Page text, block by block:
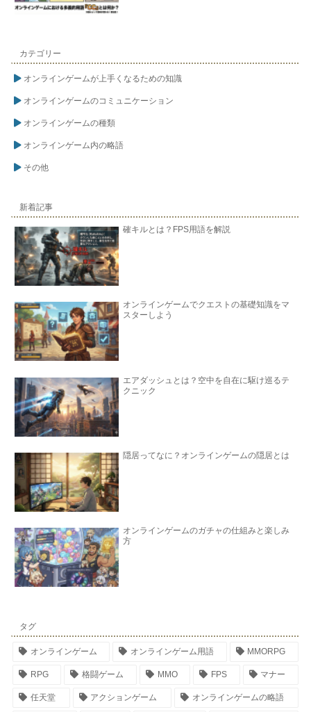
カテゴリー
オンラインゲームが上手くなるための知識
オンラインゲームのコミュニケーション
オンラインゲームの種類
オンラインゲーム内の略語
その他
新着記事
確キルとは？FPS用語を解説
オンラインゲームでクエストの基礎知識をマ
スターしよう
エアダッシュとは？空中を自在に駆け巡るテ
クニック
隠居ってなに？オンラインゲームの隠居とは
オンラインゲームのガチャの仕組みと楽しみ
方
タグ
オンラインゲーム オンラインゲーム用語 MMORPG
RPG 格闘ゲーム MMO FPS マナー
任天堂 アクションゲーム オンラインゲームの略語